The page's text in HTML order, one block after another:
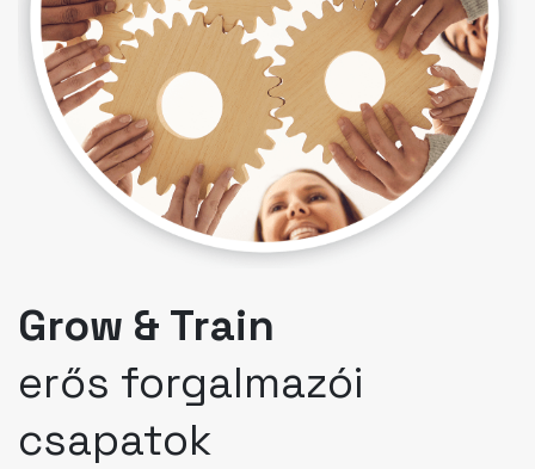
Grow & Train
erős forgalmazói
csapatok